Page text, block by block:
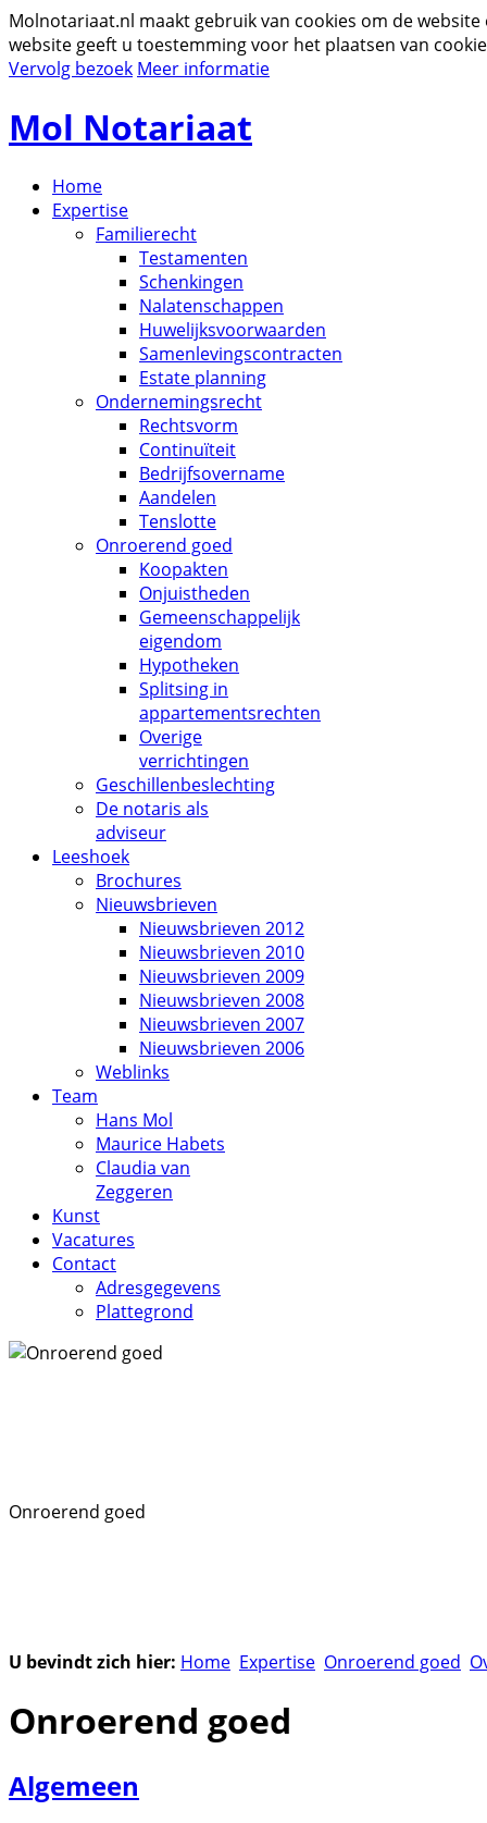
Molnotariaat.nl maakt gebruik van cookies om de
website geeft u toestemming voor het plaatsen van
Vervolg bezoek Meer informatie
Mol Notariaat
Home
Expertise
Familierecht
Testamenten
Schenkingen
Nalatenschappen
Huwelijksvoorwaarden
Samenlevingscontracten
Estate planning
Ondernemingsrecht
Rechtsvorm
Continuïteit
Bedrijfsovername
Aandelen
Tenslotte
Onroerend goed
Koopakten
Onjuistheden
Gemeenschappelijk
eigendom
Hypotheken
Splitsing in
appartementsrechten
Overige
verrichtingen
Geschillenbeslechting
De notaris als
adviseur
Leeshoek
Brochures
Nieuwsbrieven
Nieuwsbrieven 2012
Nieuwsbrieven 2010
Nieuwsbrieven 2009
Nieuwsbrieven 2008
Nieuwsbrieven 2007
Nieuwsbrieven 2006
Weblinks
Team
Hans Mol
Maurice Habets
Claudia van
Zeggeren
Kunst
Vacatures
Contact
Adresgegevens
Plattegrond
Onroerend goed
U bevindt zich hier: Home Expertise Onroerend goed
Onroerend goed
Algemeen